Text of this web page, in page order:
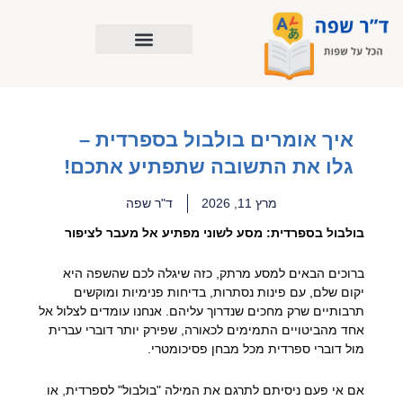
לתוכן
איך אומרים בולבול בספרדית –
גלו את התשובה שתפתיע אתכם!
מרץ 11, 2026 ד"ר שפה
בולבול בספרדית: מסע לשוני מפתיע אל מעבר לציפור
ברוכים הבאים למסע מרתק, כזה שיגלה לכם שהשפה היא
יקום שלם, עם פינות נסתרות, בדיחות פנימיות ומוקשים
תרבותיים שרק מחכים שנדרוך עליהם. אנחנו עומדים לצלול אל
אחד מהביטויים התמימים לכאורה, שפירק יותר דוברי עברית
מול דוברי ספרדית מכל מבחן פסיכומטרי.
אם אי פעם ניסיתם לתרגם את המילה "בולבול" לספרדית, או